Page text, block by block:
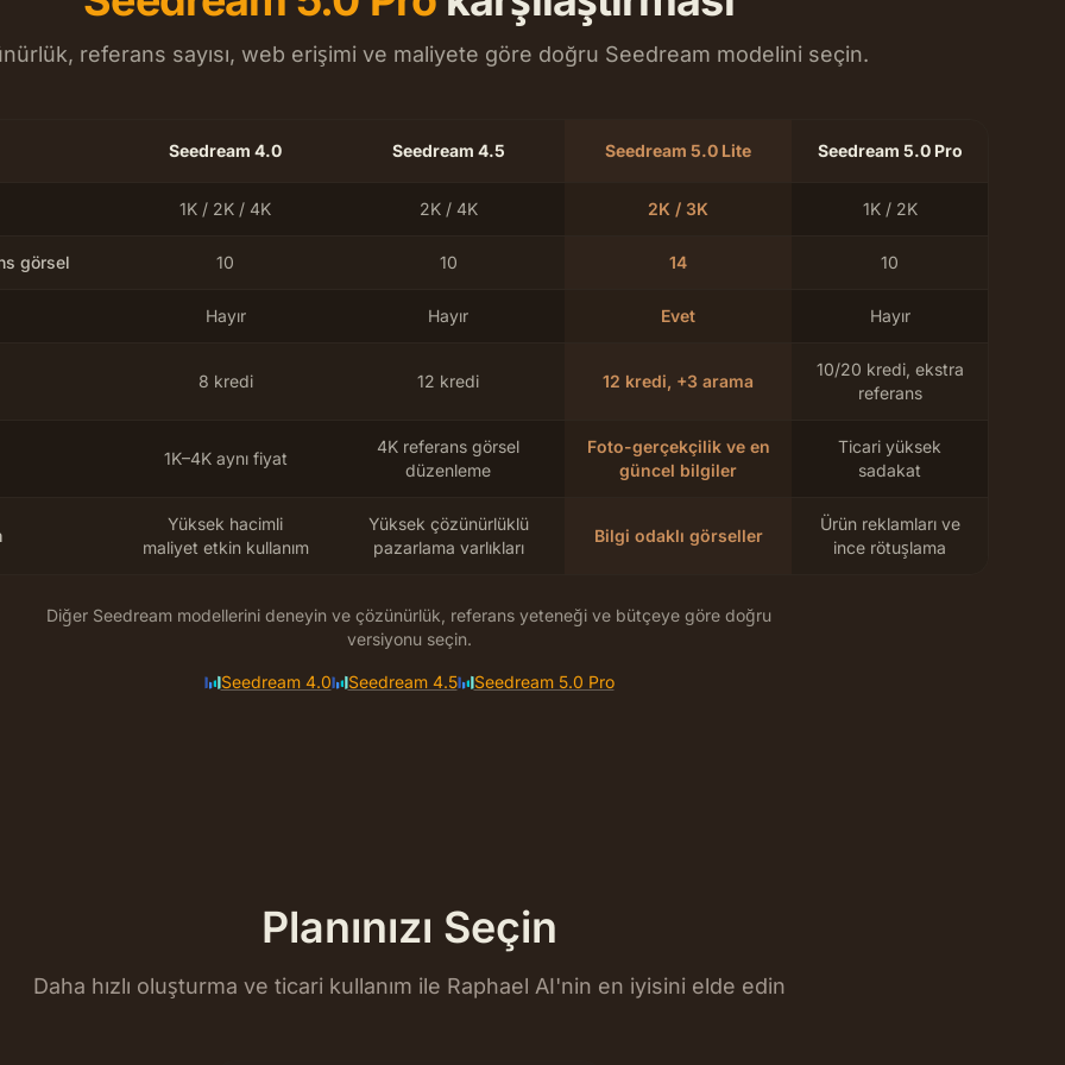
referans sayısı, web erişimi ve maliyete göre doğru Seedream modelini seçin.
Seedream 4.0 Seedream 4.5 Seedream 5.0 Lite Seedream 5.0 Pro
1K / 2K / 4K 2K / 4K 2K / 3K 1K / 2K
görsel 10 10 14 10
Hayır Hayır Evet Hayır
8 kredi 12 kredi 12 kredi, +3 arama
10/20 kredi, ekstra
referans
1K–4K aynı fiyat
4K referans görsel
düzenleme
Foto-gerçekçilik ve en
güncel bilgiler
Ticari yüksek
sadakat
Yüksek hacimli
maliyet etkin kullanım
Yüksek çözünürlüklü
pazarlama varlıkları
Bilgi odaklı görseller
Ürün reklamları ve
ince rötuşlama
Diğer Seedream modellerini deneyin ve çözünürlük, referans yeteneği ve bütçeye göre doğru
versiyonu seçin.
Seedream 4.0 Seedream 4.5 Seedream 5.0 Pro
Planınızı Seçin
Daha hızlı oluşturma ve ticari kullanım ile Raphael AI'nin en iyisini elde edin